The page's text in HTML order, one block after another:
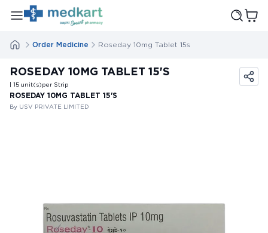
Order Medicine Roseday 10mg Tablet 15s
ROSEDAY 10MG TABLET 15'S
| 15 unit(s)per Strip
ROSEDAY 10MG TABLET 15'S
By USV PRIVATE LIMITED